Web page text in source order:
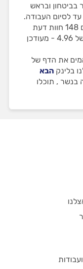
בביטחון ובראש
לסיום העבודה.
באתר מופיעים 4 מסגריות שבדקנו עם 148 חוות דעת
מאומתות על מסגרים, בדירוג ממוצע של 4.96 - מעודכן
את הדף של
בלינק הבא
בנשר , תוכלו